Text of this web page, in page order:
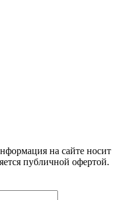
на сайте носит
публичной офертой.